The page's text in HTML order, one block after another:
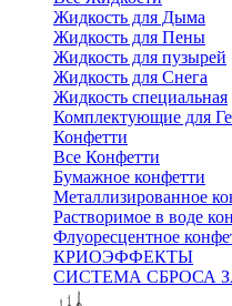
Жидкость для Дыма
Жидкость для Пены
Жидкость для пузырей
Жидкость для Снега
Жидкость специальная
Комплектующие для
Конфетти
Все Конфетти
Бумажное конфетти
Металлизированное
Растворимое в воде
Флуоресцентное
КРИОЭФФЕКТЫ
СИСТЕМА СБРОСА